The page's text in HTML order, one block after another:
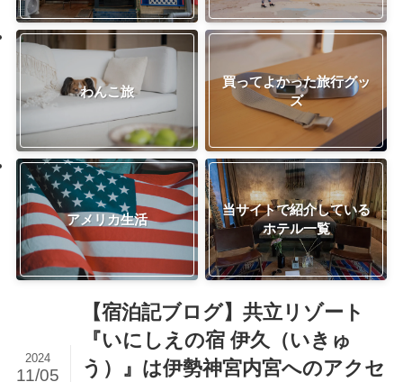
わんこ旅
買ってよかった旅行グッ
ズ
アメリカ生活
当サイトで紹介している
ホテル一覧
【宿泊記ブログ】共立リゾート
『いにしえの宿 伊久（いきゅ
う）』は伊勢神宮内宮へのアクセ
2024
11/05